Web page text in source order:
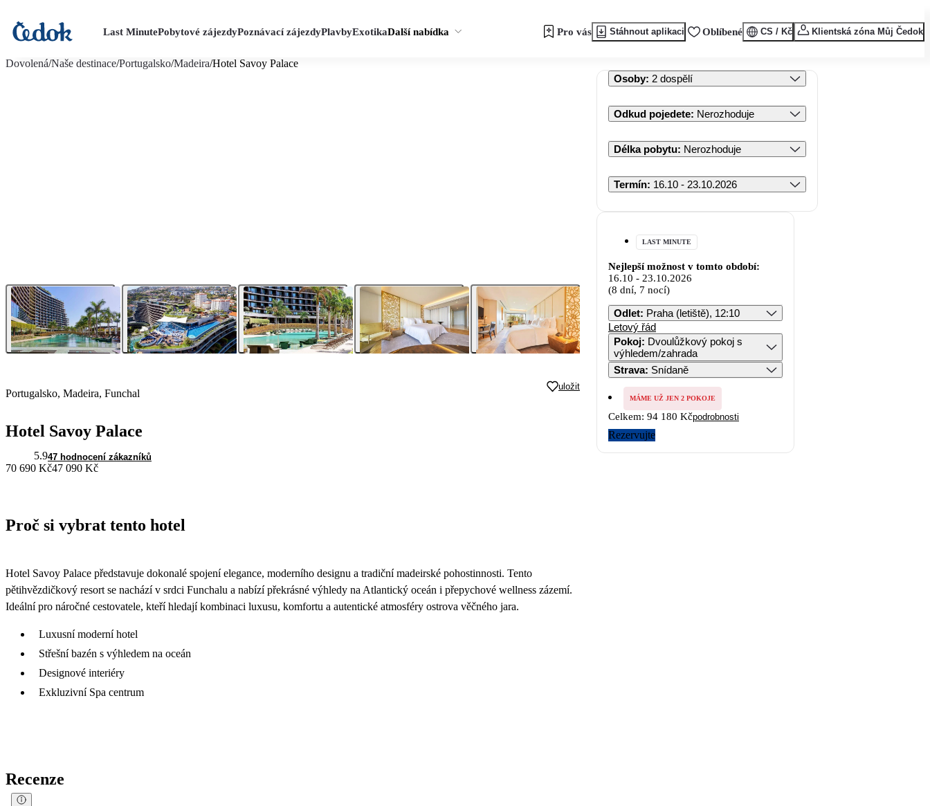
Last MinutePobytové zájezdyPoznávací zájezdyPlavbyExotikaDalší nabídka Pro vás Stáhnout aplikaci Oblíbené CS / Kč Klientská zóna Můj Čedok
Dovolená/Naše destinace/Portugalsko/Madeira/Hotel Savoy Palace
Portugalsko, Madeira, Funchal
uložit
Hotel Savoy Palace
5.947 hodnocení zákazníků
70 690 Kč47 090 Kč
Proč si vybrat tento hotel
Hotel Savoy Palace představuje dokonalé spojení elegance, moderního designu a tradiční madeirské pohostinnosti. Tento
pětihvězdičkový resort se nachází v srdci Funchalu a nabízí překrásné výhledy na Atlantický oceán i přepychové wellness zázemí.
Ideální pro náročné cestovatele, kteří hledají kombinaci luxusu, komfortu a autentické atmosféry ostrova věčného jara.
Luxusní moderní hotel
Střešní bazén s výhledem na oceán
Designové interiéry
Exkluzivní Spa centrum
Recenze
Osoby: 2 dospělí
Odkud pojedete: Nerozhoduje
Délka pobytu: Nerozhoduje
Termín: 16.10 - 23.10.2026
LAST MINUTE
Nejlepší možnost v tomto období:
16.10 - 23.10.2026
(8 dní, 7 nocí)
Odlet: Praha (letiště), 12:10
Letový řád
Pokoj: Dvoulůžkový pokoj s
výhledem/zahrada
Strava: Snídaně
MÁME UŽ JEN 2 POKOJE
Celkem: 94 180 Kčpodrobnosti
Rezervujte